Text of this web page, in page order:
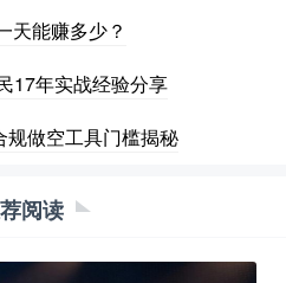
天能赚多少？
17年实战经验分享
规做空工具门槛揭秘
阅读